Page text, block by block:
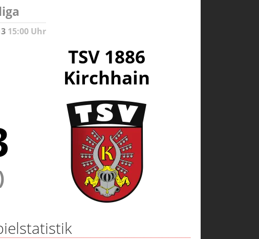
15:00 Uhr
TSV 1886
Kirchhain